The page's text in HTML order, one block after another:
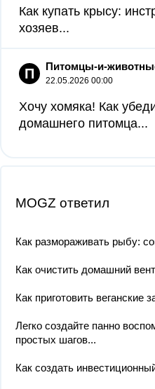
Как купать крысу:
хозяев...
П Питомцы-и-
22.05.2026 00:00
Хочу хомяка! Как
домашнего питомца...
MOGZ ответил
Как размораживать рыбу:
Как очистить домашний
Как приготовить веганские
Легко создайте панно
простых шагов...
Как создать